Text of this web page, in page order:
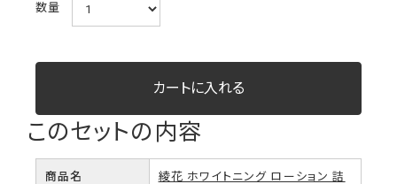
数量
このセットの内容
商品名
綾花 ホワイトニング ローション 詰